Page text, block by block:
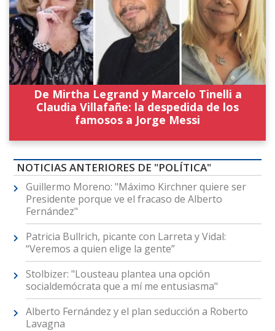
De Mirtha Legrand y Marcelo Tinelli a
Claudia Villafañe: la despedida de los
famosos a Jorge Messi
NOTICIAS ANTERIORES DE "POLÍTICA"
Guillermo Moreno: "Máximo Kirchner quiere ser
Presidente porque ve el fracaso de Alberto
Fernández"
Patricia Bullrich, picante con Larreta y Vidal:
“Veremos a quien elige la gente”
Stolbizer: "Lousteau plantea una opción
socialdemócrata que a mí me entusiasma"
Alberto Fernández y el plan seducción a Roberto
Lavagna